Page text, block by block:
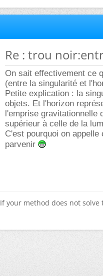
Re : trou
On sait effectivement ce
(entre la singularité et
Petite explication : la
objets. Et l'horizon
l'emprise gravitationnelle
supérieur à celle de la
C'est pourquoi on
parvenir
If your method does not